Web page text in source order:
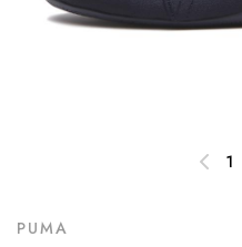
1
PUMA